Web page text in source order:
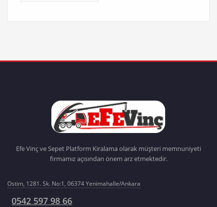
Efe Vinç ve Sepet Platform Kiralama olarak müşteri memnuniyeti
firmamız açısından önem arz etmektedir.
Ostim, 1281. Sk. No:1, 06374 Yenimahalle/Ankara
0542 597 98 66